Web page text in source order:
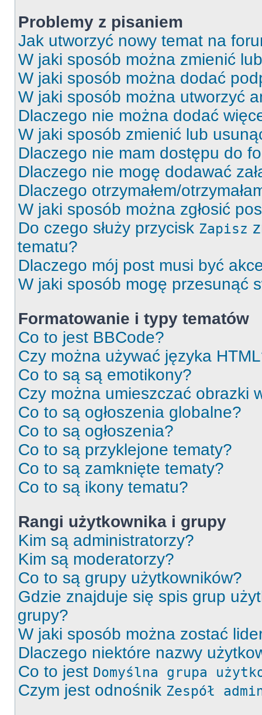
Problemy z pisaniem
Jak utworzyć nowy temat na
W jaki sposób można zmienić
W jaki sposób można dodać
W jaki sposób można utworzyć
Dlaczego nie można dodać
W jaki sposób zmienić lub
Dlaczego nie mam dostępu do
Dlaczego nie mogę dodawać
Dlaczego otrzymałem/
W jaki sposób można zgłosić
Do czego służy przycisk Zapisz
tematu?
Dlaczego mój post musi być
W jaki sposób mogę przesunąć
Formatowanie i typy tematów
Co to jest BBCode?
Czy można używać języka
Co to są są emotikony?
Czy można umieszczać obrazki
Co to są ogłoszenia globalne?
Co to są ogłoszenia?
Co to są przyklejone tematy?
Co to są zamknięte tematy?
Co to są ikony tematu?
Rangi użytkownika i grupy
Kim są administratorzy?
Kim są moderatorzy?
Co to są grupy użytkowników?
Gdzie znajduje się spis grup
grupy?
W jaki sposób można zostać
Dlaczego niektóre nazwy
Co to jest Domyślna grupa
Czym jest odnośnik Zespół